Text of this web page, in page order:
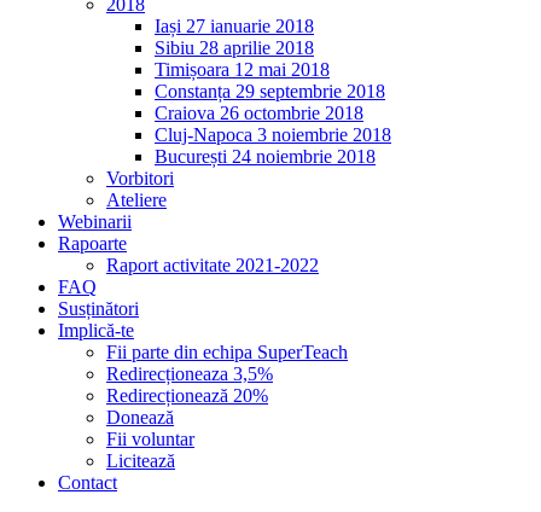
2018
Iași 27 ianuarie 2018
Sibiu 28 aprilie 2018
Timișoara 12 mai 2018
Constanța 29 septembrie 2018
Craiova 26 octombrie 2018
Cluj-Napoca 3 noiembrie 2018
București 24 noiembrie 2018
Vorbitori
Ateliere
Webinarii
Rapoarte
Raport activitate 2021-2022
FAQ
Susținători
Implică-te
Fii parte din echipa SuperTeach
Redirecționeaza 3,5%
Redirecționează 20%
Donează
Fii voluntar
Licitează
Contact